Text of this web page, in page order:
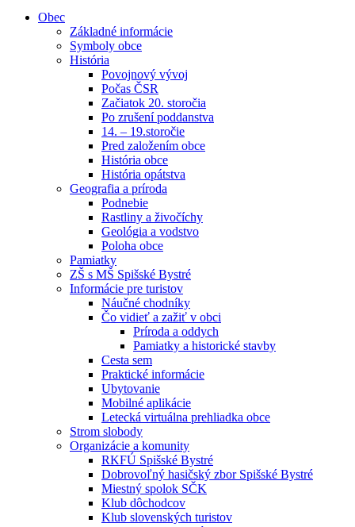
Obec
Základné informácie
Symboly obce
História
Povojnový vývoj
Počas ČSR
Začiatok 20. storočia
Po zrušení poddanstva
14. – 19.storočie
Pred založením obce
História obce
História opátstva
Geografia a príroda
Podnebie
Rastliny a živočíchy
Geológia a vodstvo
Poloha obce
Pamiatky
ZŠ s MŠ Spišské Bystré
Informácie pre turistov
Náučné chodníky
Čo vidieť a zažiť v obci
Príroda a oddych
Pamiatky a historické stavby
Cesta sem
Praktické informácie
Ubytovanie
Mobilné aplikácie
Letecká virtuálna prehliadka obce
Strom slobody
Organizácie a komunity
RKFÚ Spišské Bystré
Dobrovoľný hasičský zbor Spišské Bystré
Miestný spolok SČK
Klub dôchodcov
Klub slovenských turistov